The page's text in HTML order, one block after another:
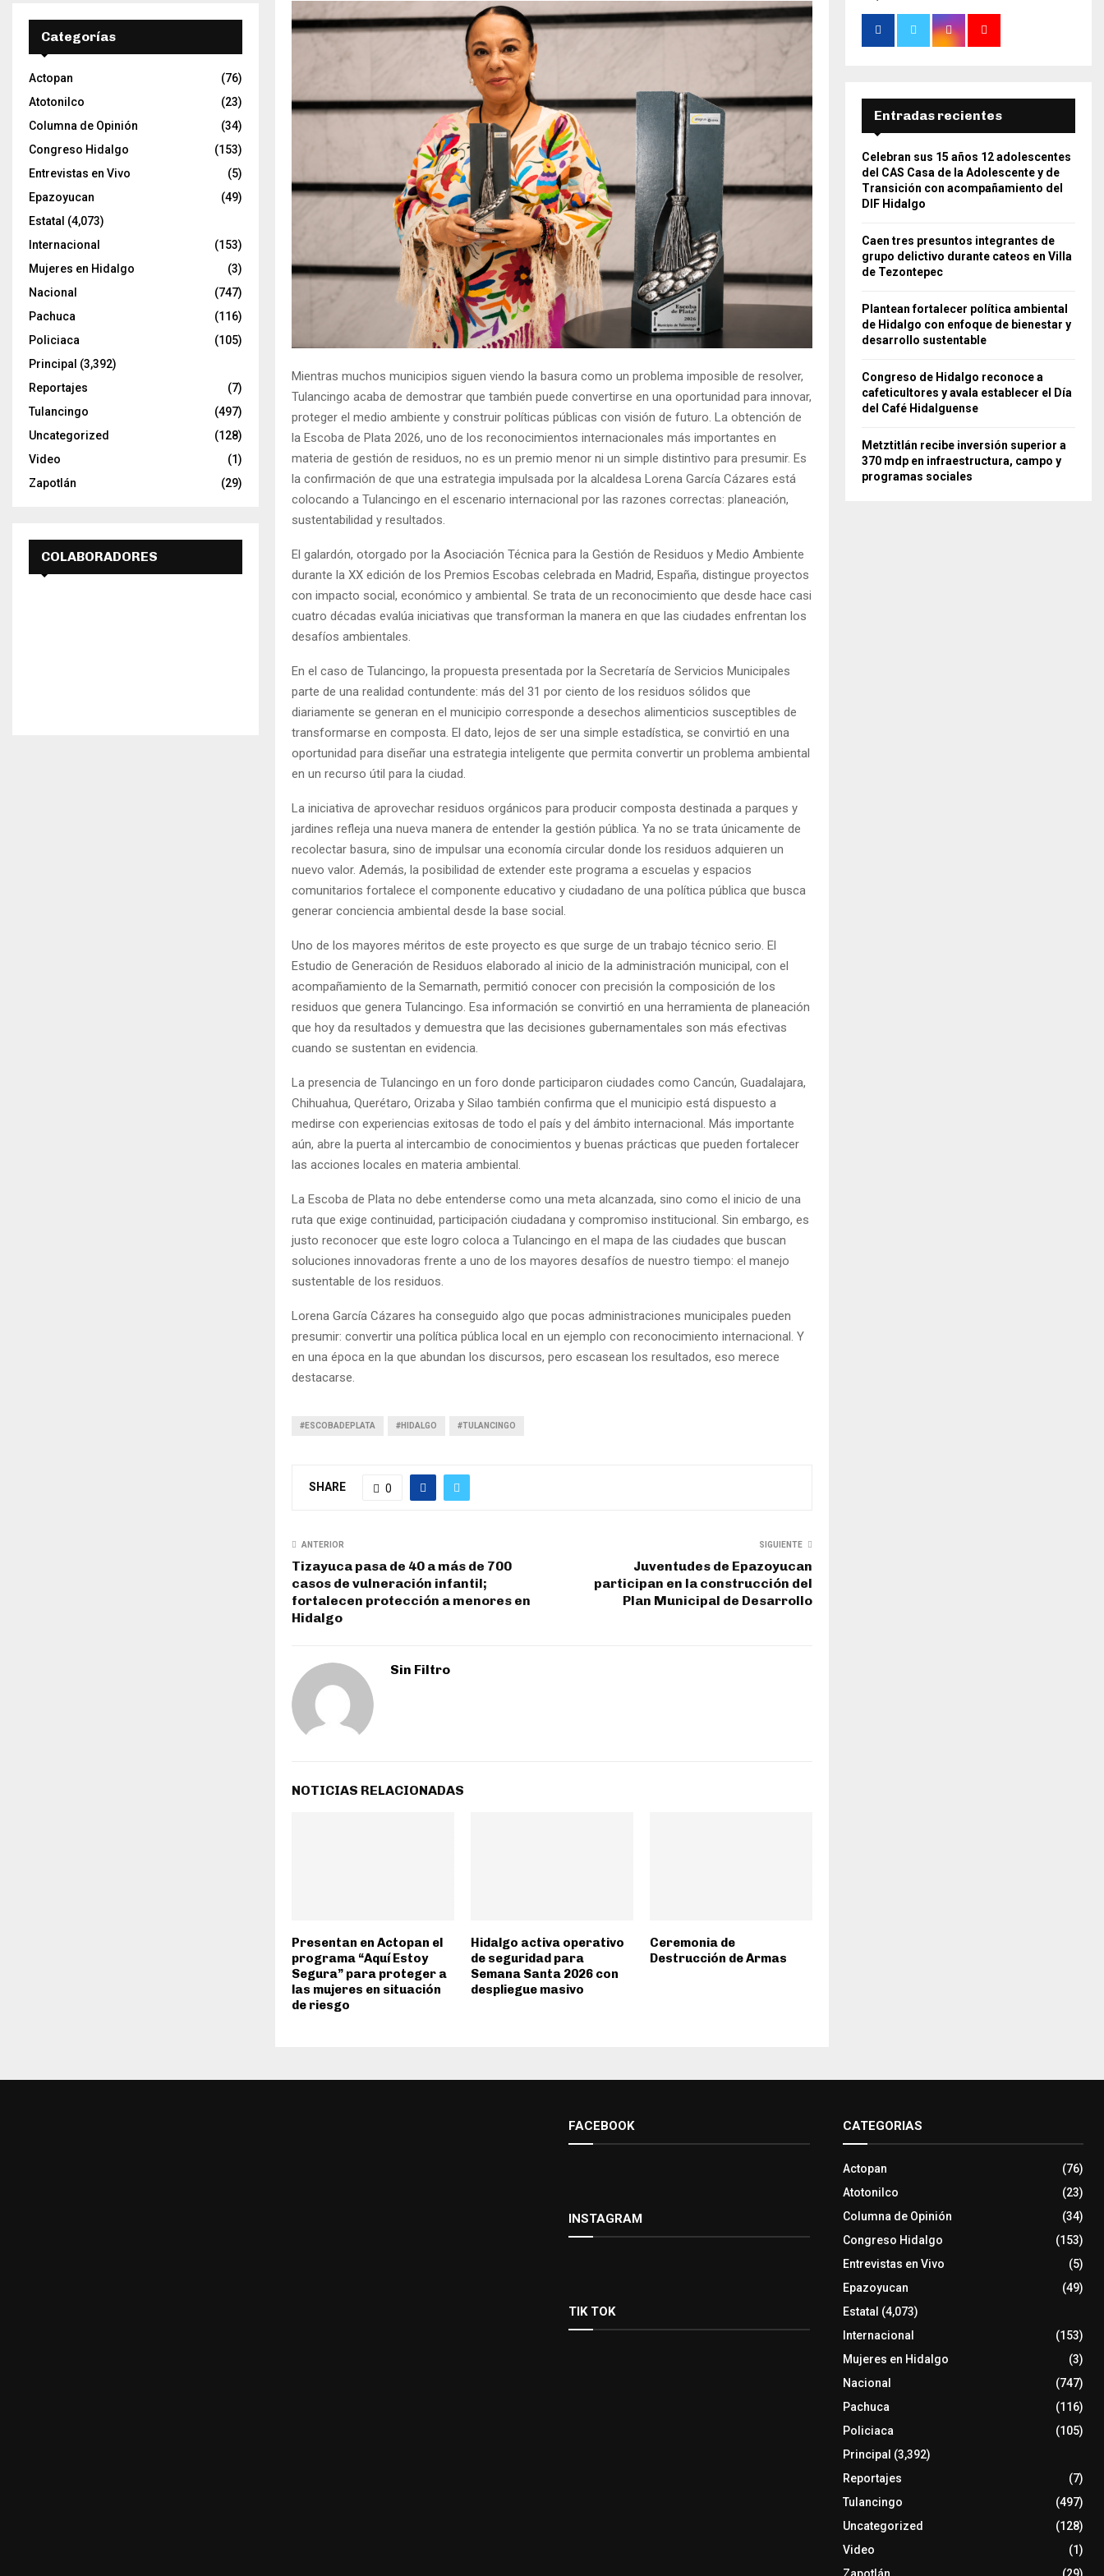
Mientras muchos municipios siguen viendo la basura como un problema imposible de resolver,
Tulancingo acaba de demostrar que también puede convertirse en una oportunidad para innovar,
proteger el medio ambiente y construir políticas públicas con visión de futuro. La obtención de
la Escoba de Plata 2026, uno de los reconocimientos internacionales más importantes en
materia de gestión de residuos, no es un premio menor ni un simple distintivo para presumir. Es
la confirmación de que una estrategia impulsada por la alcaldesa Lorena García Cázares está
colocando a Tulancingo en el escenario internacional por las razones correctas: planeación,
sustentabilidad y resultados.
El galardón, otorgado por la Asociación Técnica para la Gestión de Residuos y Medio Ambiente
durante la XX edición de los Premios Escobas celebrada en Madrid, España, distingue proyectos
con impacto social, económico y ambiental. Se trata de un reconocimiento que desde hace casi
cuatro décadas evalúa iniciativas que transforman la manera en que las ciudades enfrentan los
desafíos ambientales.
En el caso de Tulancingo, la propuesta presentada por la Secretaría de Servicios Municipales
parte de una realidad contundente: más del 31 por ciento de los residuos sólidos que
diariamente se generan en el municipio corresponde a desechos alimenticios susceptibles de
transformarse en composta. El dato, lejos de ser una simple estadística, se convirtió en una
oportunidad para diseñar una estrategia inteligente que permita convertir un problema ambiental
en un recurso útil para la ciudad.
La iniciativa de aprovechar residuos orgánicos para producir composta destinada a parques y
jardines refleja una nueva manera de entender la gestión pública. Ya no se trata únicamente de
recolectar basura, sino de impulsar una economía circular donde los residuos adquieren un
nuevo valor. Además, la posibilidad de extender este programa a escuelas y espacios
comunitarios fortalece el componente educativo y ciudadano de una política pública que busca
generar conciencia ambiental desde la base social.
Uno de los mayores méritos de este proyecto es que surge de un trabajo técnico serio. El
Estudio de Generación de Residuos elaborado al inicio de la administración municipal, con el
acompañamiento de la Semarnath, permitió conocer con precisión la composición de los
residuos que genera Tulancingo. Esa información se convirtió en una herramienta de planeación
que hoy da resultados y demuestra que las decisiones gubernamentales son más efectivas
cuando se sustentan en evidencia.
La presencia de Tulancingo en un foro donde participaron ciudades como Cancún, Guadalajara,
Chihuahua, Querétaro, Orizaba y Silao también confirma que el municipio está dispuesto a
medirse con experiencias exitosas de todo el país y del ámbito internacional. Más importante
aún, abre la puerta al intercambio de conocimientos y buenas prácticas que pueden fortalecer
las acciones locales en materia ambiental.
La Escoba de Plata no debe entenderse como una meta alcanzada, sino como el inicio de una
ruta que exige continuidad, participación ciudadana y compromiso institucional. Sin embargo, es
justo reconocer que este logro coloca a Tulancingo en el mapa de las ciudades que buscan
soluciones innovadoras frente a uno de los mayores desafíos de nuestro tiempo: el manejo
sustentable de los residuos.
Lorena García Cázares ha conseguido algo que pocas administraciones municipales pueden
presumir: convertir una política pública local en un ejemplo con reconocimiento internacional. Y
en una época en la que abundan los discursos, pero escasean los resultados, eso merece
destacarse.
#ESCOBADEPLATA #HIDALGO #TULANCINGO
SHARE 0
ANTERIOR
Tizayuca pasa de 40 a más de 700
casos de vulneración infantil;
fortalecen protección a menores en
Hidalgo
SIGUIENTE
Juventudes de Epazoyucan
participan en la construcción del
Plan Municipal de Desarrollo
Sin Filtro
NOTICIAS RELACIONADAS
Presentan en Actopan el
programa “Aquí Estoy
Segura” para proteger a
las mujeres en situación
de riesgo
Hidalgo activa operativo
de seguridad para
Semana Santa 2026 con
despliegue masivo
Ceremonia de
Destrucción de Armas
Categorías
Actopan
(76)
Atotonilco
(23)
Columna de Opinión
(34)
Congreso Hidalgo
(153)
Entrevistas en Vivo
(5)
Epazoyucan
(49)
Estatal (4,073)
Internacional
(153)
Mujeres en Hidalgo
(3)
Nacional
(747)
Pachuca
(116)
Policiaca
(105)
Principal (3,392)
Reportajes
(7)
Tulancingo
(497)
Uncategorized
(128)
Video
(1)
Zapotlán
(29)
COLABORADORES
Entradas recientes
Celebran sus 15 años 12 adolescentes
del CAS Casa de la Adolescente y de
Transición con acompañamiento del
DIF Hidalgo
Caen tres presuntos integrantes de
grupo delictivo durante cateos en Villa
de Tezontepec
Plantean fortalecer política ambiental
de Hidalgo con enfoque de bienestar y
desarrollo sustentable
Congreso de Hidalgo reconoce a
cafeticultores y avala establecer el Día
del Café Hidalguense
Metztitlán recibe inversión superior a
370 mdp en infraestructura, campo y
programas sociales
FACEBOOK
INSTAGRAM
TIK TOK
CATEGORIAS
Actopan
(76)
Atotonilco
(23)
Columna de Opinión
(34)
Congreso Hidalgo
(153)
Entrevistas en Vivo
(5)
Epazoyucan
(49)
Estatal (4,073)
Internacional
(153)
Mujeres en Hidalgo
(3)
Nacional
(747)
Pachuca
(116)
Policiaca
(105)
Principal (3,392)
Reportajes
(7)
Tulancingo
(497)
Uncategorized
(128)
Video
(1)